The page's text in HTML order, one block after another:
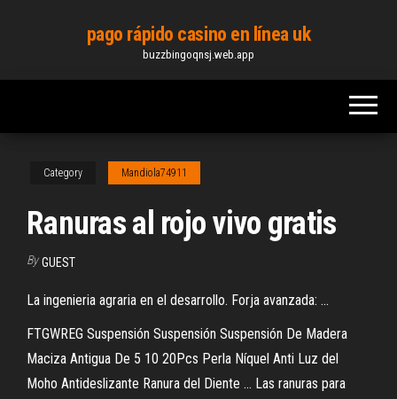
content
pago rápido casino en línea uk
buzzbingoqnsj.web.app
Category Mandiola74911
Ranuras al rojo vivo gratis
By GUEST
La ingenieria agraria en el desarrollo. Forja avanzada: ...
FTGWREG Suspensión Suspensión Suspensión De Madera
Maciza Antigua De 5 10 20Pcs Perla Níquel Anti Luz del
Moho Antideslizante Ranura del Diente ... Las ranuras para